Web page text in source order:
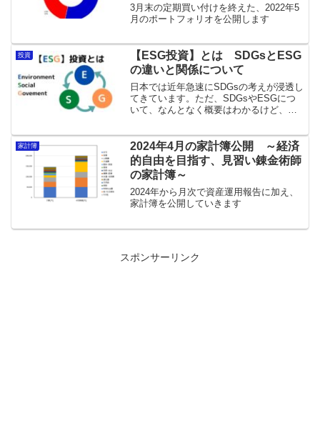
3月末の定期買い付けを終えた、2022年5
月のポートフォリオを公開します
投資
【ESG投資】とは SDGsとESG
の違いと関係について
日本では近年急速にSDGsの考えが浸透し
てきています。ただ、SDGsやESGにつ
いて、なんとなく概要はわかるけど、両
いう人も多いと思います。そこで今回
は、ESGとSDGsの意味、ESGとSDGsの
違いと関係について解説し、ESG投資に
ついても触れていきたいともいます。
家計簿
2024年4月の家計簿公開 ～経済
的自由を目指す、見習い錬金術師
の家計簿～
2024年から月次で資産運用報告に加え、
家計簿を公開していきます
スポンサーリンク